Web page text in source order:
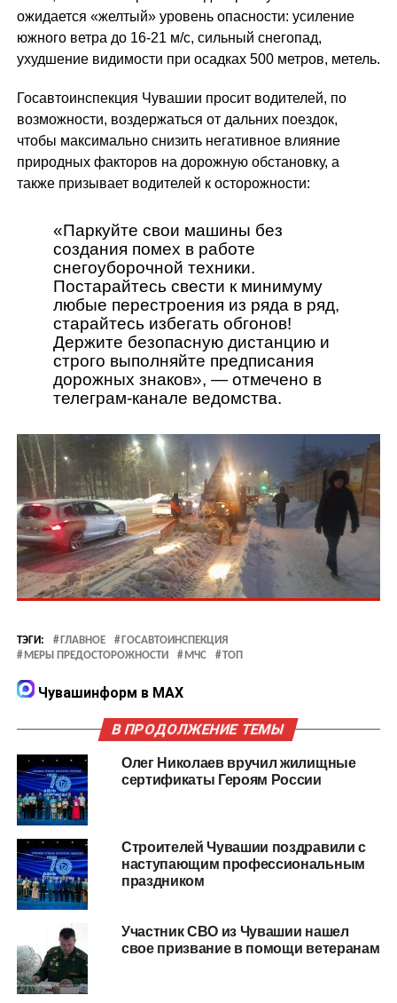
ожидается «желтый» уровень опасности: усиление
южного ветра до 16-21 м/с, сильный снегопад,
ухудшение видимости при осадках 500 метров, метель.
Госавтоинспекция Чувашии просит водителей, по
возможности, воздержаться от дальних поездок,
чтобы максимально снизить негативное влияние
природных факторов на дорожную обстановку, а
также призывает водителей к осторожности:
«Паркуйте свои машины без
создания помех в работе
снегоуборочной техники.
Постарайтесь свести к минимуму
любые перестроения из ряда в ряд,
старайтесь избегать обгонов!
Держите безопасную дистанцию и
строго выполняйте предписания
дорожных знаков», — отмечено в
телеграм-канале ведомства.
ТЭГИ: ГЛАВНОЕ
ГОСАВТОИНСПЕКЦИЯ
МЕРЫ ПРЕДОСТОРОЖНОСТИ
МЧС ТОП
Чувашинформ в MAX
В ПРОДОЛЖЕНИЕ ТЕМЫ
Олег Николаев вручил жилищные
сертификаты Героям России
Строителей Чувашии поздравили с
наступающим профессиональным
праздником
Участник СВО из Чувашии нашел
свое призвание в помощи ветеранам